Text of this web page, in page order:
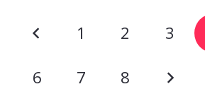
1 2 3
6 7 8